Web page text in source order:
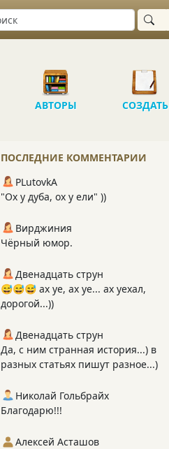
АВТОРЫ СОЗДАТЬ
ПОСЛЕДНИЕ КОММЕНТАРИИ
PLutоvkА
"Ох у дуба, ох у ели" ))
Вирджиния
Чёрный юмор.
Двенадцать струн
😅😅😅 ах уе, ах уе... ах уехал,
дорогой...))
Двенадцать струн
Да, с ним странная история...) в
разных статьях пишут разное...)
Николай Гольбрайх
Благодарю!!!
Алексей Асташов